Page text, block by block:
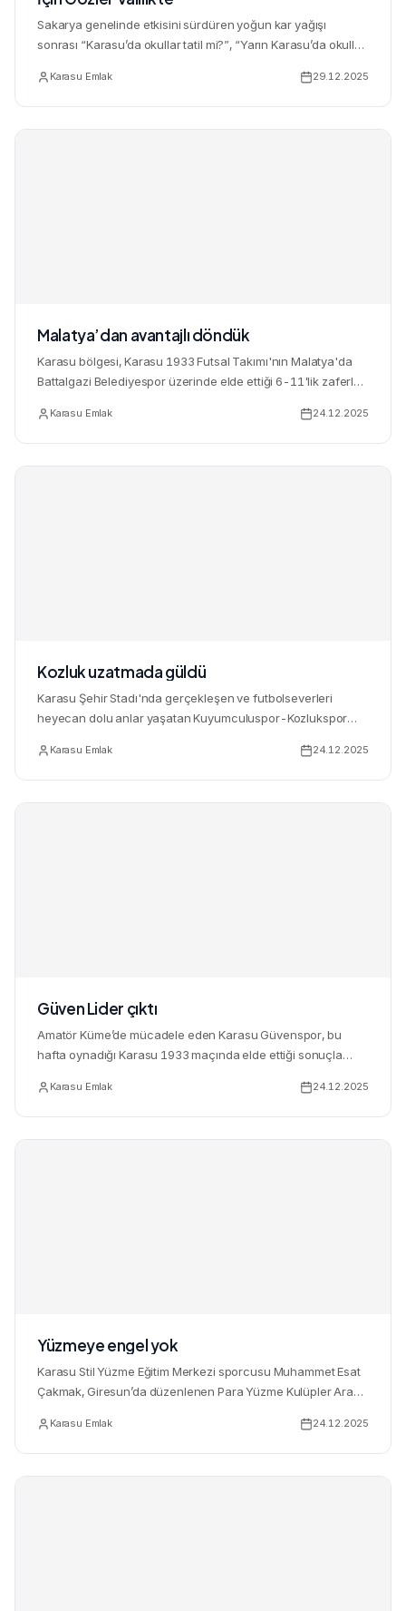
Sakarya genelinde etkisini sürdüren yoğun kar yağışı
sonrası “Karasu’da okullar tatil mi?”, “Yarın Karasu’da okullar
Karasu Emlak 29.12.2025
Malatya’dan avantajlı döndük
Karasu bölgesi, Karasu 1933 Futsal Takımı'nın Malatya'da
Battalgazi Belediyespor üzerinde elde ettiği 6-11'lik zaferle
Karasu Emlak 24.12.2025
Kozluk uzatmada güldü
Karasu Şehir Stadı'nda gerçekleşen ve futbolseverleri
heyecan dolu anlar yaşatan Kuyumculuspor-Kozlukspor
Karasu Emlak 24.12.2025
Güven Lider çıktı
Amatör Küme’de mücadele eden Karasu Güvenspor, bu
hafta oynadığı Karasu 1933 maçında elde ettiği sonuçla
Karasu Emlak 24.12.2025
Yüzmeye engel yok
Karasu Stil Yüzme Eğitim Merkezi sporcusu Muhammet Esat
Çakmak, Giresun’da düzenlenen Para Yüzme Kulüpler Arası
Karasu Emlak 24.12.2025